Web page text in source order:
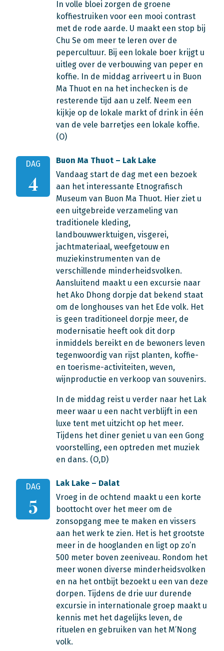
In volle bloei zorgen de groene
koffiestruiken voor een mooi contrast
met de rode aarde. U maakt een stop bij
Chu Se om meer te leren over de
pepercultuur. Bij een lokale boer krijgt u
uitleg over de verbouwing van peper en
koffie. In de middag arriveert u in Buon
Ma Thuot en na het inchecken is de
resterende tijd aan u zelf. Neem een
kijkje op de lokale markt of drink in één
van de vele barretjes een lokale koffie.
(O)
DAG
4
Buon Ma Thuot – Lak Lake
Vandaag start de dag met een bezoek
aan het interessante Etnografisch
Museum van Buon Ma Thuot. Hier ziet u
een uitgebreide verzameling van
traditionele kleding,
landbouwwerktuigen, visgerei,
jachtmateriaal, weefgetouw en
muziekinstrumenten van de
verschillende minderheidsvolken.
Aansluitend maakt u een excursie naar
het Ako Dhong dorpje dat bekend staat
om de longhouses van het Ede volk. Het
is geen traditioneel dorpje meer, de
modernisatie heeft ook dit dorp
inmiddels bereikt en de bewoners leven
tegenwoordig van rijst planten, koffie-
en toerisme-activiteiten, weven,
wijnproductie en verkoop van souvenirs.
In de middag reist u verder naar het Lak
meer waar u een nacht verblijft in een
luxe tent met uitzicht op het meer.
Tijdens het diner geniet u van een Gong
voorstelling, een optreden met muziek
en dans. (O,D)
DAG
5
Lak Lake – Dalat
Vroeg in de ochtend maakt u een korte
boottocht over het meer om de
zonsopgang mee te maken en vissers
aan het werk te zien. Het is het grootste
meer in de hooglanden en ligt op zo’n
500 meter boven zeeniveau. Rondom het
meer wonen diverse minderheidsvolken
en na het ontbijt bezoekt u een van deze
dorpen. Tijdens de drie uur durende
excursie in internationale groep maakt u
kennis met het dagelijks leven, de
rituelen en gebruiken van het M’Nong
volk.